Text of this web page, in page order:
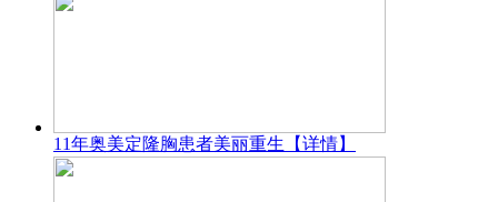
11年奥美定隆胸患者美丽重生 【详情】